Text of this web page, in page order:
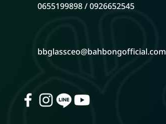
0655199898 / 0926652545
bbglassceo@bahbongofficial.com